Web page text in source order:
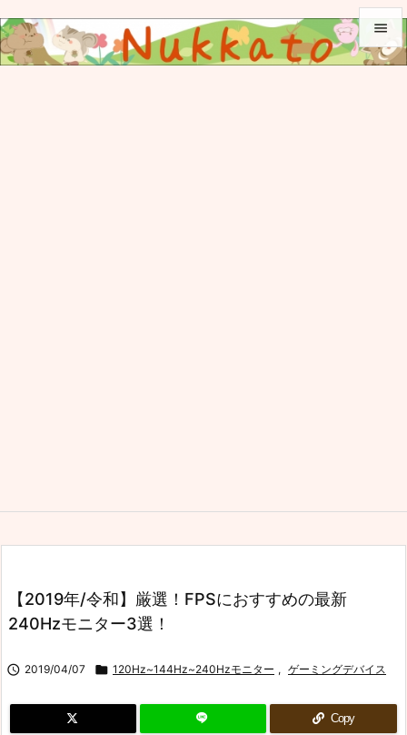


【2019年/令和】厳選！FPSにおすすめの最新
240Hzモニター3選！
 2019/04/07  120Hz~144Hz~240Hzモニター , ゲーミングデバイス
Copy